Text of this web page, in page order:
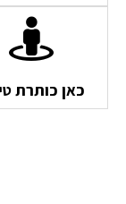
כאן כותרת